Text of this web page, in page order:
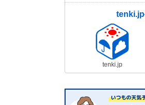
tenki.jp
tenki.jp